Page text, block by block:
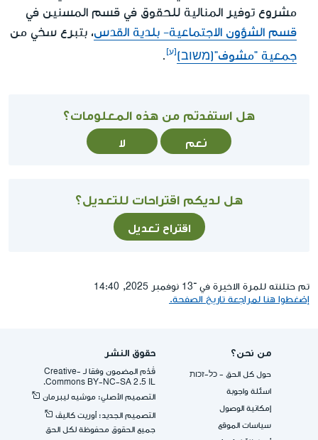
مشروع توفير المنالية للحقوق في قسم المسنين في
قسم الشؤون الاجتماعية- بلدية القدس، بتبرع سخي من
جمعية "مشوف"(משוב)
.
هل استفدتم من هذه المعلومات؟
نعم لا
هل لديكم اقتراحات للتعديل؟
اقتراح تعديل
تم حتلنته للمرة الاخيرة في ־13 نوفمبر 2025, 14:40
إضغطوا هنا لمراجعة تاريخ الصفحة.
من نحن؟
حول كل الحق - כל-זכות
اسئلة واجوبة
إمكانية الوصول
سياسات الموقع
حقوق النشر
قُدِّم المضمون وفقا لـ -Creative
Commons BY-NC-SA 2.5 IL.
التصميم الأصلي: موشيه ليبرمان
التصميم الجديد: أوريت كاليڤ
جميع الحقوق محفوظة لكل الحق